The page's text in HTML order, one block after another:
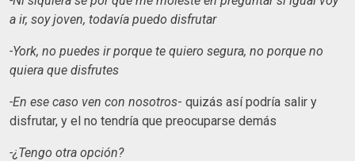
a ir, soy joven, todavía puedo disfrutar
-York, no puedes ir porque te quiero segura, no porque no
quiera que disfrutes
-En ese caso ven con nosotros- quizás así podría salir y
disfrutar, y el no tendría que preocuparse demás
-¿Tengo otra opción?